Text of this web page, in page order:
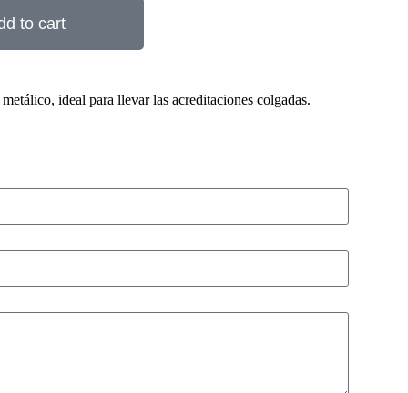
to cart
ideal para llevar las acreditaciones colgadas.